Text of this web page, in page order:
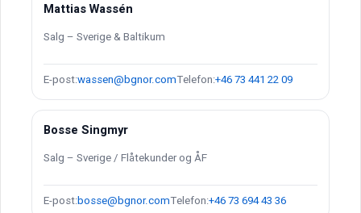
Mattias Wassén
Salg – Sverige & Baltikum
E-post:wassen@bgnor.comTelefon:+46 73 441 22 09
Bosse Singmyr
Salg – Sverige / Flåtekunder og ÅF
E-post:bosse@bgnor.comTelefon:+46 73 694 43 36